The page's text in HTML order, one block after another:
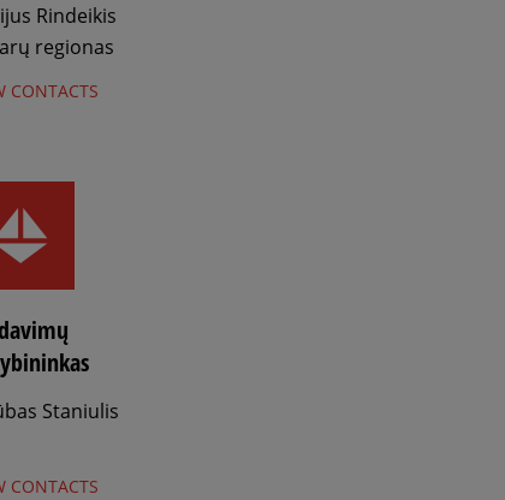
Rindeikis
regionas
CONTACTS
Staniulis
CONTACTS